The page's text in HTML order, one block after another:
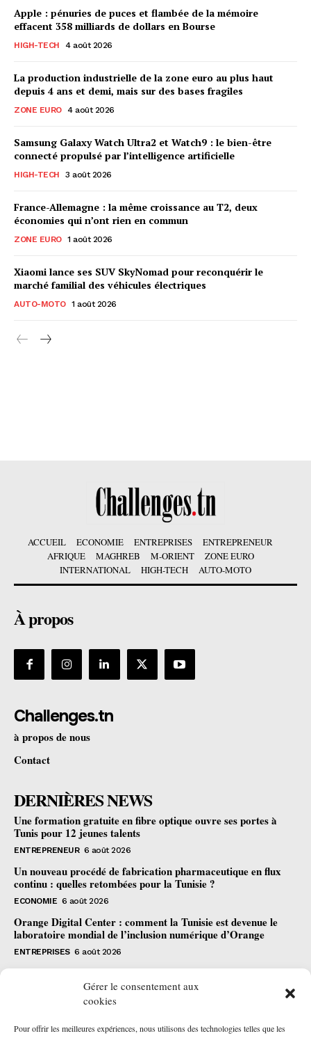
Gérer le consentement aux
cookies
Pour offrir les meilleures expériences, nous utilisons des technologies telles que les
Apple : pénuries de puces et flambée de la mémoire
effacent 358 milliards de dollars en Bourse
HIGH-TECH 4 août 2026
La production industrielle de la zone euro au plus haut
depuis 4 ans et demi, mais sur des bases fragiles
ZONE EURO 4 août 2026
Samsung Galaxy Watch Ultra2 et Watch9 : le bien-être
connecté propulsé par l’intelligence artificielle
HIGH-TECH 3 août 2026
France-Allemagne : la même croissance au T2, deux
économies qui n’ont rien en commun
ZONE EURO 1 août 2026
Xiaomi lance ses SUV SkyNomad pour reconquérir le
marché familial des véhicules électriques
AUTO-MOTO 1 août 2026
ACCUEIL ECONOMIE ENTREPRISES
ENTREPRENEUR
AFRIQUE
MAGHREB M-ORIENT
ZONE EURO
INTERNATIONAL
HIGH-TECH AUTO-MOTO
À propos
Challenges.tn
à propos de nous
Contact
DERNIÈRES NEWS
Une formation gratuite en fibre optique ouvre ses portes à
Tunis pour 12 jeunes talents
ENTREPRENEUR 6 août 2026
Un nouveau procédé de fabrication pharmaceutique en flux
continu : quelles retombées pour la Tunisie ?
ECONOMIE 6 août 2026
Orange Digital Center : comment la Tunisie est devenue le
laboratoire mondial de l’inclusion numérique d’Orange
ENTREPRISES 6 août 2026